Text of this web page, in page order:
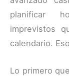
planificar
imprevistos
calendario.
Lo primero